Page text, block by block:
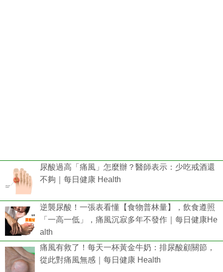
尿酸過高「痛風」怎麼辦？醫師表示：少吃戒酒還
不夠｜每日健康 Health
逆襲尿酸！一張表看懂【食物普林量】，飲食遵照
「一高一低」，痛風沉寂多年不發作｜每日健康He
alth
痛風有救了！每天一杯黃金牛奶：排尿酸顧關節，
從此對痛風無感｜每日健康 Health